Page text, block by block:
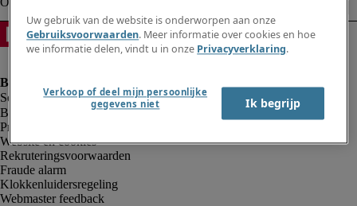
Bedrijfsinformatie
Privacyverklaring
Website en cookies
Rekruteringsvoorwaarden
Fraude alarm
Klokkenluidersregeling
Webmaster feedback
Uw gebruik van de website is onderworpen aan onze
Gebruiksvoorwaarden. Meer informatie over cookies en hoe
we informatie delen, vindt u in onze Privacyverklaring.
Verkoop of deel mijn persoonlijke
gegevens niet
Ik begrijp